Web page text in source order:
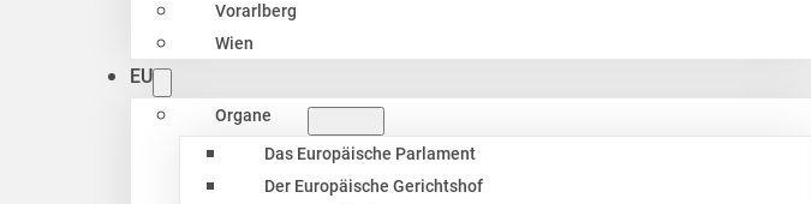
Vorarlberg
Wien
EU
Organe
Das Europäische Parlament
Der Europäische Gerichtshof